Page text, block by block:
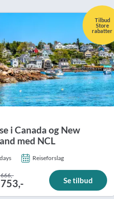
Tilbud
Store
rabatter
i Canada og New
med NCL
Reiseforslag
Se tilbud